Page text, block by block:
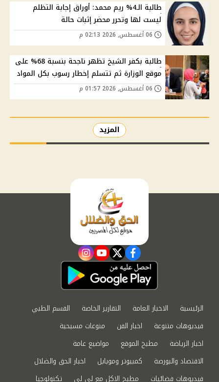
طالبة الـ4% ريم محمد: أوراق إجابة التظلم
ليست لها وتحرر محضر إثبات حالة
طالبة بكفر الشيخ تظهر ناجحة بنسبة 68% على
موقع الوزارة ثم تتسلم إخطار رسوب بكل المواد
المزيد
facebook
twitter
youtube
instagram
الرئيسية الاخبار العامة التقارير الخاصة
القسم الطبي
فيديوهات متنوعة
اخبار الفن
منوعات مسيحية
اخبار الرياضة
مطبخ الموقع
مواضيع عامة
الاقتصاد والبورصة
كمبيوتر وموبايل
اخبار الحق والضلال
فيديوهات فضائيات
مطبخ الاكل مع لى لى تكنولوجيا